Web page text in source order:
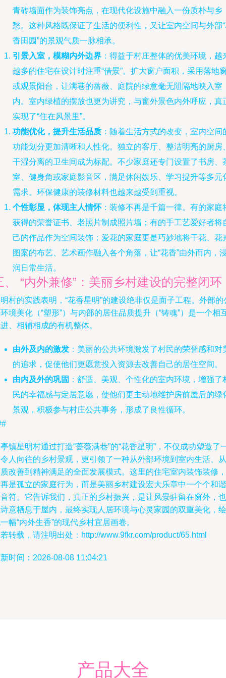
青砖墙面作为装饰亮点，在现代化设施中融入一份质朴与乡
愁。这种风格既保证了生活的便利性，又让室内空间与外部
香田园”的景观气质一脉相承。
引景入室，模糊内外边界 ：得益于村庄整体的优美环境，越
越多的住宅在设计时注重“借景”。扩大窗户面积，采用落地
或观景阳台，让满巷的蔷薇、庭院的绿意毫无阻隔地映入室
内。室内绿植的摆放也更为讲究，与窗外景色内外呼应，真
实现了“住在风景里”。
功能优化，提升生活品质 ：随着生活方式的改变，室内空间
功能划分更加清晰和人性化。独立的客厅、整洁明亮的厨房
干湿分离的卫生间成为标配。不少家庭还专门设置了书房、
室、健身角或家庭影音区，满足休闲娱乐、学习提升等多元
需求。环保健康的装修材料也越来越受到重视。
个性彰显，体现主人情怀：装修不再是千篇一律。有的家庭
获得的荣誉证书、老照片制成照片墙；有的手工艺爱好者将
己的作品作为空间装饰；爱花的家庭更是巧妙地将干花、花
图案的布艺、艺术画作融入各个角落，让“花香”由外而内，
润日常生活。
、 “内外兼修”：美丽乡村建设的完整闭环
村的实践表明，“花香星明”的建设绝非仅是面子工程。外部的
境美化（“塑形”）与内部的居住品质提升（“铸魂”）是一个相
、相辅相成的有机整体。
由外及内的激发 ：美丽的公共环境激发了村民的荣誉感和对
的追求，促使他们更愿意投入资源去改善自己的居住空间。
由内及外的巩固 ：舒适、美观、个性化的室内环境，增强了
民的幸福感与定居意愿，使他们更主动地维护房前屋后的绿
景观，积极参与村庄公共事务，形成了良性循环。
镇星明村通过打造“蔷薇满巷”的“花香星明”，不仅成功塑造了
人向往的乡村景观，更引领了一种从外部环境到室内生活、从
改善到精神满足的全面发展模式。这里的住宅室内装饰装修，
是孤立的家庭行为，而是美丽乡村建设宏大乐章中一个个和谐
符。它告诉我们，真正的乡村振兴，是让风景驻留在窗外，也
意栖息于屋内，最终实现人居环境与心灵家园的双重美化，绘
幅“内外生香”的现代乡村宜居画卷。
转载，请注明出处：http://www.9fkr.com/product/65.html
时间：2026-08-08 11:04:21
产品大全